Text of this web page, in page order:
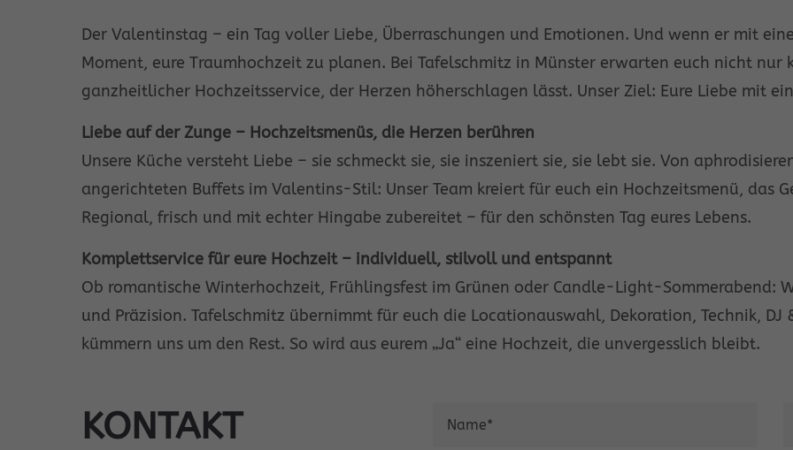
Der Valentinstag – ein Tag voller Liebe, Überraschungen und Emotionen. Und wenn er mit
Moment, eure Traumhochzeit zu planen. Bei Tafelschmitz in Münster erwarten euch nicht nur
ganzheitlicher Hochzeitsservice, der Herzen höherschlagen lässt. Unser Ziel: Eure Liebe mit
Liebe auf der Zunge – Hochzeitsmenüs, die Herzen berühren
Unsere Küche versteht Liebe – sie schmeckt sie, sie inszeniert sie, sie lebt sie. Von
angerichteten Buffets im Valentins-Stil: Unser Team kreiert für euch ein Hochzeitsmenü, das
Regional, frisch und mit echter Hingabe zubereitet – für den schönsten Tag eures Lebens.
Komplettservice für eure Hochzeit – individuell, stilvoll und entspannt
Ob romantische Winterhochzeit, Frühlingsfest im Grünen oder Candle-Light-Sommerabend:
und Präzision. Tafelschmitz übernimmt für euch die Locationauswahl, Dekoration, Technik,
kümmern uns um den Rest. So wird aus eurem „Ja“ eine Hochzeit, die unvergesslich bleibt.
KONTAKT